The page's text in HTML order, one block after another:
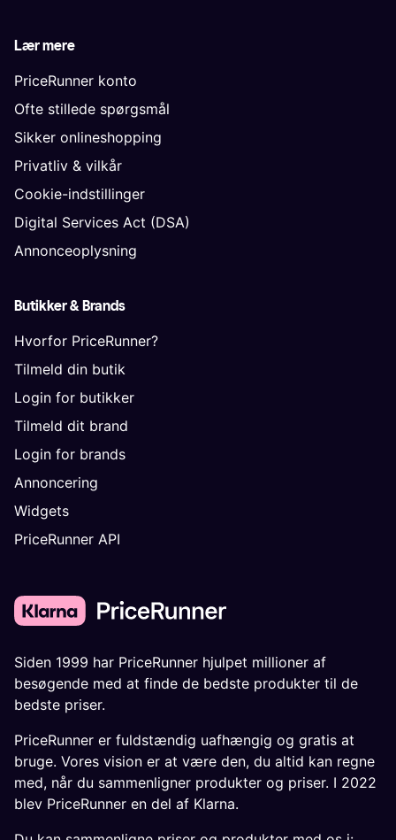
Lær mere
PriceRunner konto
Ofte stillede spørgsmål
Sikker onlineshopping
Privatliv & vilkår
Cookie-indstillinger
Digital Services Act (DSA)
Annonceoplysning
Butikker & Brands
Hvorfor PriceRunner?
Tilmeld din butik
Login for butikker
Tilmeld dit brand
Login for brands
Annoncering
Widgets
PriceRunner API
Siden 1999 har PriceRunner hjulpet millioner af
besøgende med at finde de bedste produkter til de
bedste priser.
PriceRunner er fuldstændig uafhængig og gratis at
bruge. Vores vision er at være den, du altid kan regne
med, når du sammenligner produkter og priser. I 2022
blev PriceRunner en del af Klarna.